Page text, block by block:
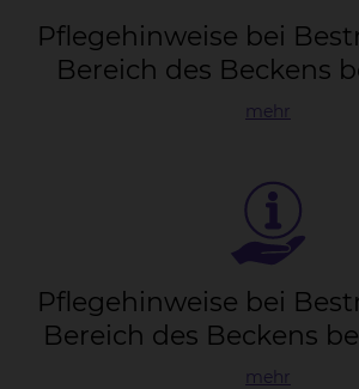
Pfle­ge­hin­wei­se bei
Be­reich des Be­ckens
mehr
Pfle­ge­hin­wei­se bei
Be­reich des Be­ckens
mehr